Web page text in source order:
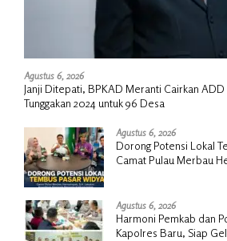
Agustus 6, 2026
Janji Ditepati, BPKAD Meranti Cairkan
Tunggakan 2024 untuk 96 Desa
Agustus 6, 2026
Dorong Potensi Lokal
Camat Pulau Merbau
Agustus 6, 2026
Harmoni Pemkab dan
Kapolres Baru, Siap